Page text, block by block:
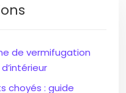
de vermifugation
choyés : guide